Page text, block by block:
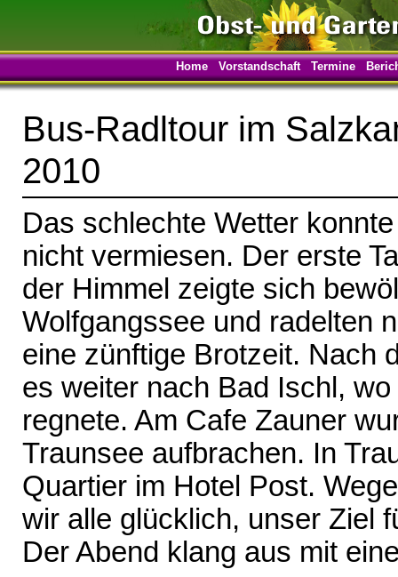
Home Vorstandschaft Termine
Bus-Radltour im
2010
Das schlechte Wetter
nicht vermiesen. Der erste
der Himmel zeigte sich
Wolfgangssee und radelten
eine zünftige Brotzeit. Nach
es weiter nach Bad Ischl,
regnete. Am Cafe Zauner
Traunsee aufbrachen. In
Quartier im Hotel Post.
wir alle glücklich, unser Ziel
Der Abend klang aus mit